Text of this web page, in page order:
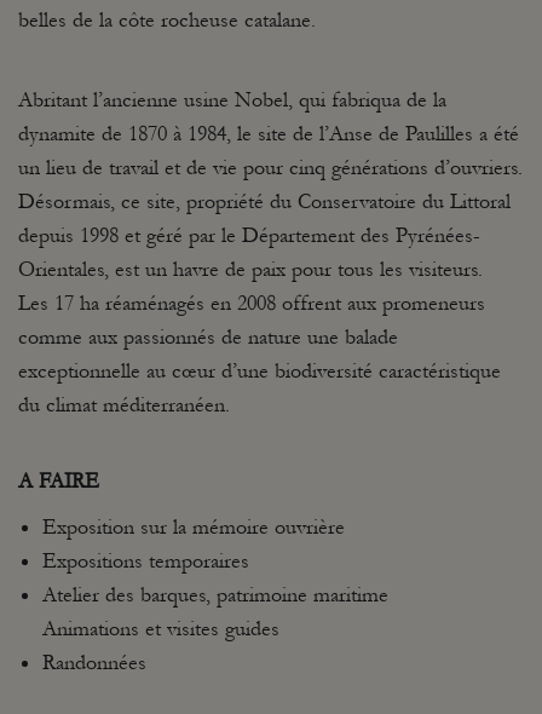
belles de la côte rocheuse catalane.
Abritant l’ancienne usine Nobel, qui fabriqua de la
dynamite de 1870 à 1984, le site de l’Anse de Paulilles a été
un lieu de travail et de vie pour cinq générations d’ouvriers.
Désormais, ce site, propriété du Conservatoire du Littoral
depuis 1998 et géré par le Département des Pyrénées-
Orientales, est un havre de paix pour tous les visiteurs.
Les 17 ha réaménagés en 2008 offrent aux promeneurs
comme aux passionnés de nature une balade
exceptionnelle au cœur d’une biodiversité caractéristique
du climat méditerranéen.
A FAIRE
Exposition sur la mémoire ouvrière
Expositions temporaires
Atelier des barques, patrimoine maritime
Animations et visites guides
Randonnées